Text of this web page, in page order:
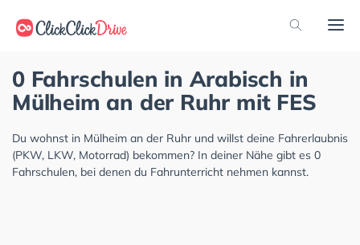
0 Fahrschulen in Arabisch in
Mülheim an der Ruhr mit FES
Du wohnst in Mülheim an der Ruhr und willst deine Fahrerlaubnis
(PKW, LKW, Motorrad) bekommen? In deiner Nähe gibt es 0
Fahrschulen, bei denen du Fahrunterricht nehmen kannst.